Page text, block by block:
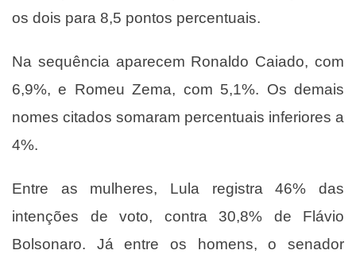
os dois para 8,5 pontos percentuais.
Na sequência aparecem Ronaldo Caiado, com
6,9%, e Romeu Zema, com 5,1%. Os demais
nomes citados somaram percentuais inferiores a
4%.
Entre as mulheres, Lula registra 46% das
intenções de voto, contra 30,8% de Flávio
Bolsonaro. Já entre os homens, o senador